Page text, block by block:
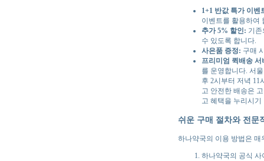
1+1 반값 특가 이벤
이벤트를 활용하여
추가 5% 할인: 기
수 있도록 합니다.
사은품 증정: 구매
프리미엄 퀵배송 서
를 운영합니다. 서
후 2시부터 저녁 11
고 안전한 배송은
고 혜택을 누리시기
쉬운 구매 절차와 전문
하나약국의 이용 방법은
하나약국의 공식